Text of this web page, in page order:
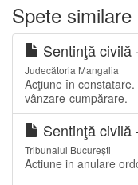
Spete similare
Sentinţă civilă
Judecătoria Mangalia
Acţiune în
vânzare-cumpărare.
Sentinţă civilă
Tribunalul București
Actiune in anulare